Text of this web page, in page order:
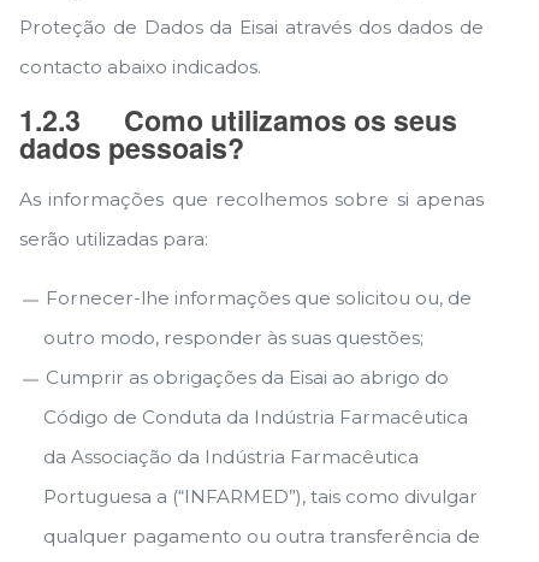
Proteção de Dados da Eisai através dos dados de
contacto abaixo indicados.
1.2.3 Como utilizamos os seus
dados pessoais?
As informações que recolhemos sobre si apenas
serão utilizadas para:
Fornecer-lhe informações que solicitou ou, de
outro modo, responder às suas questões;
Cumprir as obrigações da Eisai ao abrigo do
Código de Conduta da Indústria Farmacêutica
da Associação da Indústria Farmacêutica
Portuguesa a (“INFARMED”), tais como divulgar
qualquer pagamento ou outra transferência de